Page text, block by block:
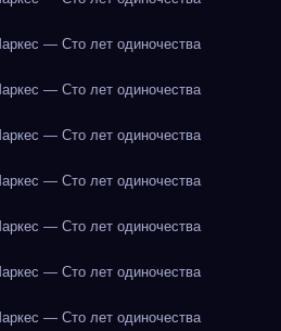
— Сто лет одиночества
— Сто лет одиночества
— Сто лет одиночества
— Сто лет одиночества
— Сто лет одиночества
— Сто лет одиночества
— Сто лет одиночества